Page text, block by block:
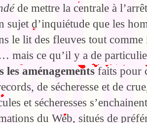
de mettre la centrale à
sujet d’inquiétude que les
le lit des fleuves tout
mais ce qu’il y a de
les aménagementsfaits pour
de sécheresse et de
et sécheresses
du Web, situés de